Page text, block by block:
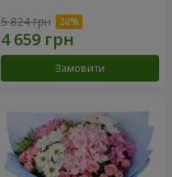
5 824 грн
Замовити